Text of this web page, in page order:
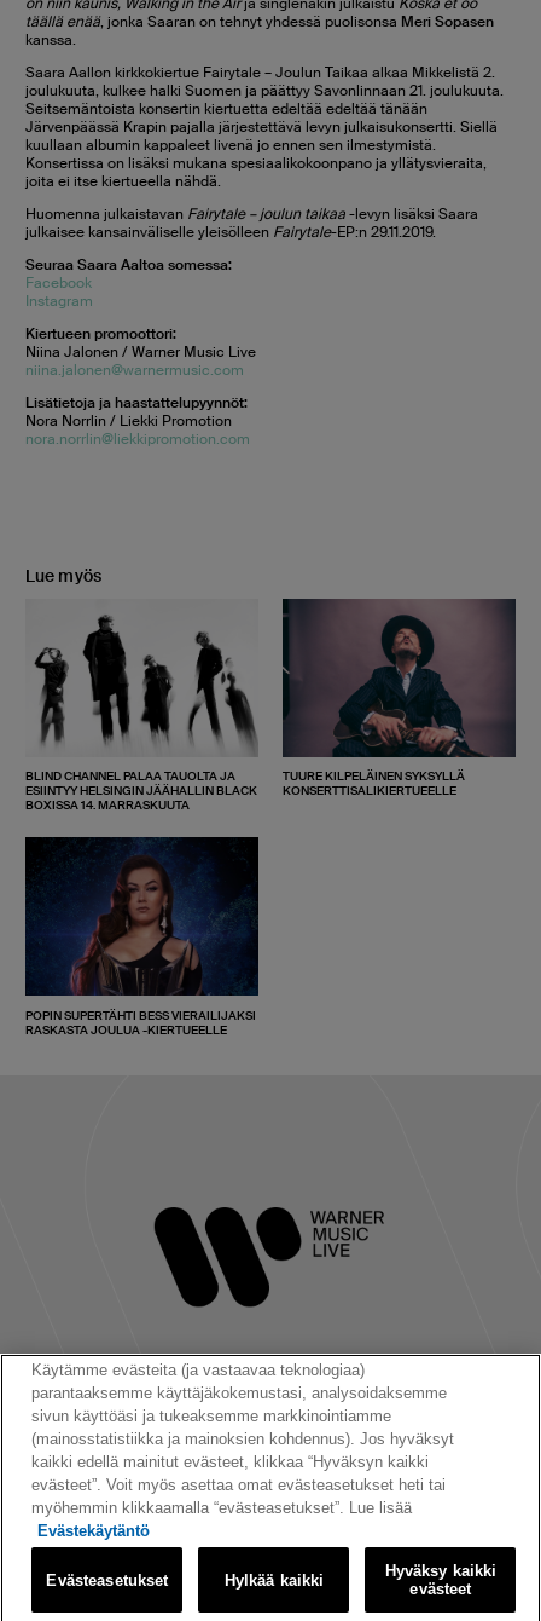
täällä enää, jonka Saaran on tehnyt yhdessä puolisonsa Meri Sopasen
kanssa.
Saara Aallon kirkkokiertue Fairytale – Joulun Taikaa alkaa Mikkelistä 2.
joulukuuta, kulkee halki Suomen ja päättyy Savonlinnaan 21. joulukuuta.
Seitsemäntoista konsertin kiertuetta edeltää edeltää tänään
Järvenpäässä Krapin pajalla järjestettävä levyn julkaisukonsertti. Siellä
kuullaan albumin kappaleet livenä jo ennen sen ilmestymistä.
Konsertissa on lisäksi mukana spesiaalikokoonpano ja yllätysvieraita,
joita ei itse kiertueella nähdä.
Huomenna julkaistavan Fairytale – joulun taikaa-levyn lisäksi Saara
julkaisee kansainväliselle yleisölleen Fairytale-EP:n 29.11.2019.
Seuraa Saara Aaltoa somessa:
Facebook
Instagram
Kiertueen promoottori:
Niina Jalonen / Warner Music Live
niina.jalonen@warnermusic.com
Lisätietoja ja haastattelupyynnöt:
Nora Norrlin / Liekki Promotion
nora.norrlin@liekkipromotion.com
Lue myös
BLIND CHANNEL PALAA TAUOLTA JA
ESIINTYY HELSINGIN JÄÄHALLIN BLACK
BOXISSA 14. MARRASKUUTA
TUURE KILPELÄINEN SYKSYLLÄ
KONSERTTISALIKIERTUEELLE
POPIN SUPERTÄHTI BESS VIERAILIJAKSI
RASKASTA JOULUA -KIERTUEELLE
Seuraa meitä:
Käyttöehdot Tietosuojakäytäntö | Evästeet Evästeasetukset
Käytämme evästeita (ja vastaavaa teknologiaa)
parantaaksemme käyttäjäkokemustasi, analysoidaksemme
sivun käyttöäsi ja tukeaksemme markkinointiamme
(mainosstatistiikka ja mainoksien kohdennus). Jos hyväksyt
kaikki edellä mainitut evästeet, klikkaa “Hyväksyn kaikki
evästeet”. Voit myös asettaa omat evästeasetukset heti tai
myöhemmin klikkaamalla “evästeasetukset”. Lue lisää
Evästekäytäntö
Evästeasetukset Hylkää kaikki
Hyväksy kaikki
evästeet